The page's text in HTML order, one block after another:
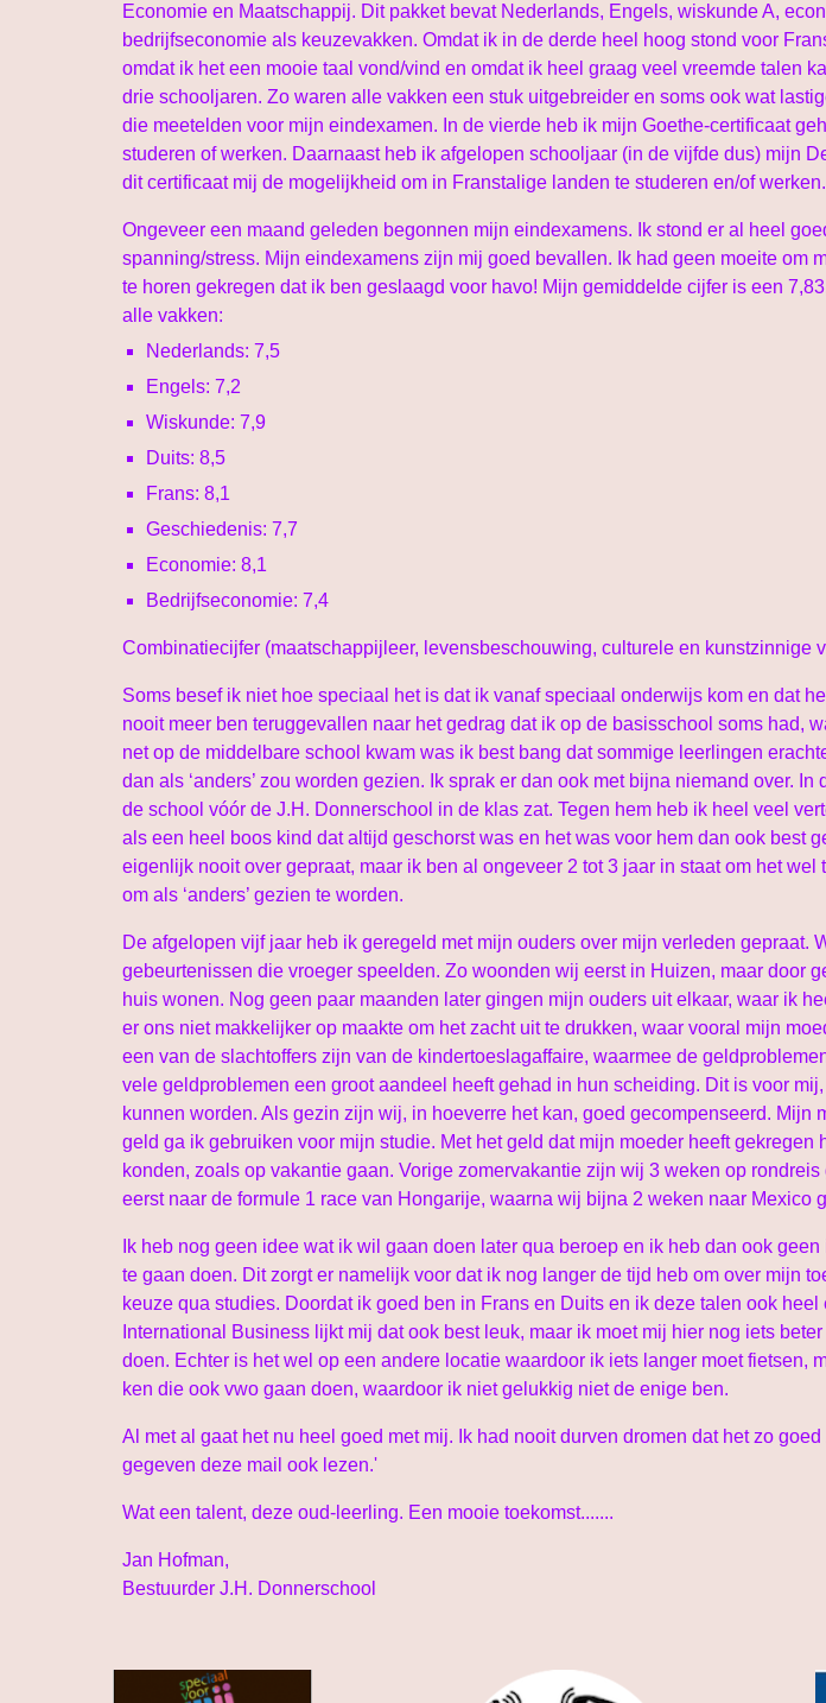
Economie en Maatschappij. Dit pakket bevat Nederlands, Engels, wiskunde A,
bedrijfseconomie als keuzevakken. Omdat ik in de derde heel hoog stond voor
omdat ik het een mooie taal vond/vind en omdat ik heel graag veel vreemde talen
drie schooljaren. Zo waren alle vakken een stuk uitgebreider en soms ook wat
die meetelden voor mijn eindexamen. In de vierde heb ik mijn Goethe-certificaat
studeren of werken. Daarnaast heb ik afgelopen schooljaar (in de vijfde dus) mijn
dit certificaat mij de mogelijkheid om in Franstalige landen te studeren en/of werken.
Ongeveer een maand geleden begonnen mijn eindexamens. Ik stond er al heel
spanning/stress. Mijn eindexamens zijn mij goed bevallen. Ik had geen moeite om
te horen gekregen dat ik ben geslaagd voor havo! Mijn gemiddelde cijfer is een
alle vakken:
Nederlands: 7,5
Engels: 7,2
Wiskunde: 7,9
Duits: 8,5
Frans: 8,1
Geschiedenis: 7,7
Economie: 8,1
Bedrijfseconomie: 7,4
Combinatiecijfer (maatschappijleer, levensbeschouwing, culturele en kunstzinnige
Soms besef ik niet hoe speciaal het is dat ik vanaf speciaal onderwijs kom en dat
nooit meer ben teruggevallen naar het gedrag dat ik op de basisschool soms had,
net op de middelbare school kwam was ik best bang dat sommige leerlingen
dan als ‘anders’ zou worden gezien. Ik sprak er dan ook met bijna niemand over.
de school vóór de J.H. Donnerschool in de klas zat. Tegen hem heb ik heel veel
als een heel boos kind dat altijd geschorst was en het was voor hem dan ook best
eigenlijk nooit over gepraat, maar ik ben al ongeveer 2 tot 3 jaar in staat om het
om als ‘anders’ gezien te worden.
De afgelopen vijf jaar heb ik geregeld met mijn ouders over mijn verleden
gebeurtenissen die vroeger speelden. Zo woonden wij eerst in Huizen, maar door
huis wonen. Nog geen paar maanden later gingen mijn ouders uit elkaar, waar ik
er ons niet makkelijker op maakte om het zacht uit te drukken, waar vooral mijn
een van de slachtoffers zijn van de kindertoeslagaffaire, waarmee de
vele geldproblemen een groot aandeel heeft gehad in hun scheiding. Dit is voor
kunnen worden. Als gezin zijn wij, in hoeverre het kan, goed gecompenseerd.
geld ga ik gebruiken voor mijn studie. Met het geld dat mijn moeder heeft
konden, zoals op vakantie gaan. Vorige zomervakantie zijn wij 3 weken op
eerst naar de formule 1 race van Hongarije, waarna wij bijna 2 weken naar Mexico
Ik heb nog geen idee wat ik wil gaan doen later qua beroep en ik heb dan ook
te gaan doen. Dit zorgt er namelijk voor dat ik nog langer de tijd heb om over mijn
keuze qua studies. Doordat ik goed ben in Frans en Duits en ik deze talen ook
International Business lijkt mij dat ook best leuk, maar ik moet mij hier nog iets
doen. Echter is het wel op een andere locatie waardoor ik iets langer moet
ken die ook vwo gaan doen, waardoor ik niet gelukkig niet de enige ben.
Al met al gaat het nu heel goed met mij. Ik had nooit durven dromen dat het zo
gegeven deze mail ook lezen.'
Wat een talent, deze oud-leerling. Een mooie toekomst.......
Jan Hofman,
Bestuurder J.H. Donnerschool